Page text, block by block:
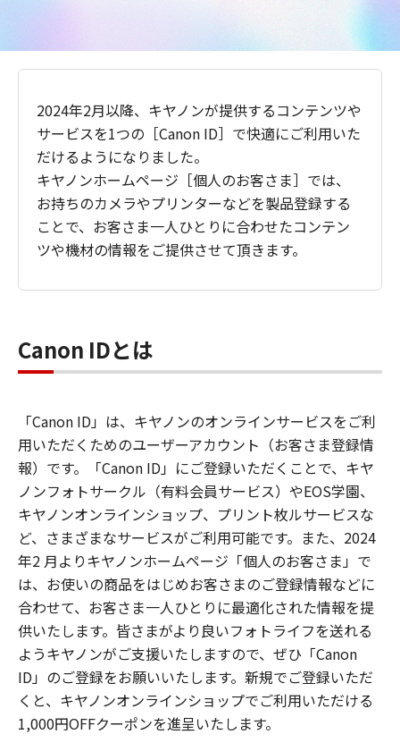
2024年2月以降、キヤノンが提供するコンテンツや
サービスを1つの［Canon ID］で快適にご利用いた
だけるようになりました。
キヤノンホームページ［個人のお客さま］では、
お持ちのカメラやプリンターなどを製品登録する
ことで、お客さま一人ひとりに合わせたコンテン
ツや機材の情報をご提供させて頂きます。
Canon IDとは
「Canon ID」は、キヤノンのオンラインサービスをご利
用いただくためのユーザーアカウント（お客さま登録情
報）です。「Canon ID」にご登録いただくことで、キヤ
ノンフォトサークル（有料会員サービス）やEOS学園、
キヤノンオンラインショップ、プリント枚ルサービスな
ど、さまざまなサービスがご利用可能です。また、2024
年2 月よりキヤノンホームページ「個人のお客さま」で
は、お使いの商品をはじめお客さまのご登録情報などに
合わせて、お客さま一人ひとりに最適化された情報を提
供いたします。皆さまがより良いフォトライフを送れる
ようキヤノンがご支援いたしますので、ぜひ「Canon
ID」のご登録をお願いいたします。新規でご登録いただ
くと、キヤノンオンラインショップでご利用いただける
1,000円OFFクーポンを進呈いたします。